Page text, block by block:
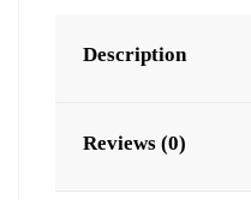
Description
Reviews (0)